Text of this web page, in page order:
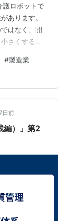
通状況をモニ
車。運転手は
のの、走行中
。レベル4の
転の責任は自
護ロボットで
あります。
はなく、開
さくする未
う観点か
検証、市場
護ロボットの
をFMEAで整
現実を、シ
…
#製造業
日前
編）」第2